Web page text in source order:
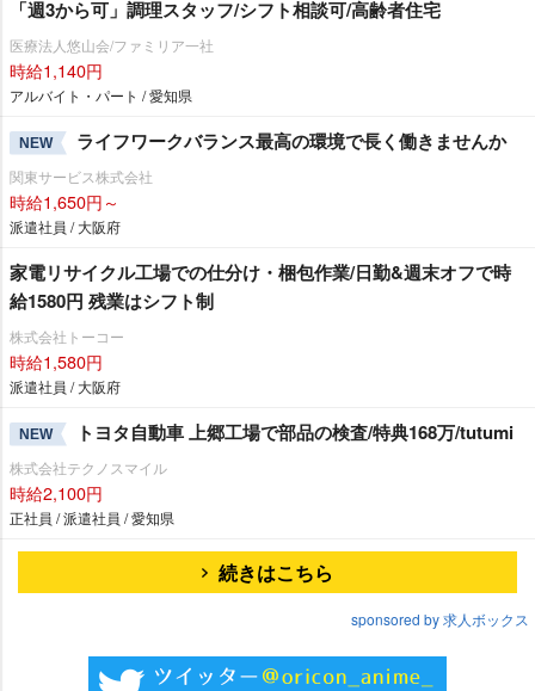
「週3から可」調理スタッフ/シフト相談可/高齢者住宅
医療法人悠山会/ファミリア一社
時給1,140円
アルバイト・パート / 愛知県
NEW ライフワークバランス最高の環境で長く働きませんか
関東サービス株式会社
時給1,650円～
派遣社員 / 大阪府
家電リサイクル工場での仕分け・梱包作業/日勤&週末オフで時
給1580円 残業はシフト制
株式会社トーコー
時給1,580円
派遣社員 / 大阪府
NEW トヨタ自動車 上郷工場で部品の検査/特典168万/tutumi
株式会社テクノスマイル
時給2,100円
正社員 / 派遣社員 / 愛知県
続きはこちら
sponsored by 求人ボックス